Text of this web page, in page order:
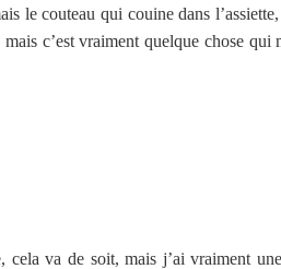
le couteau qui couine dans
c’est vraiment quelque chose qui
cela va de soit, mais j’ai vraiment